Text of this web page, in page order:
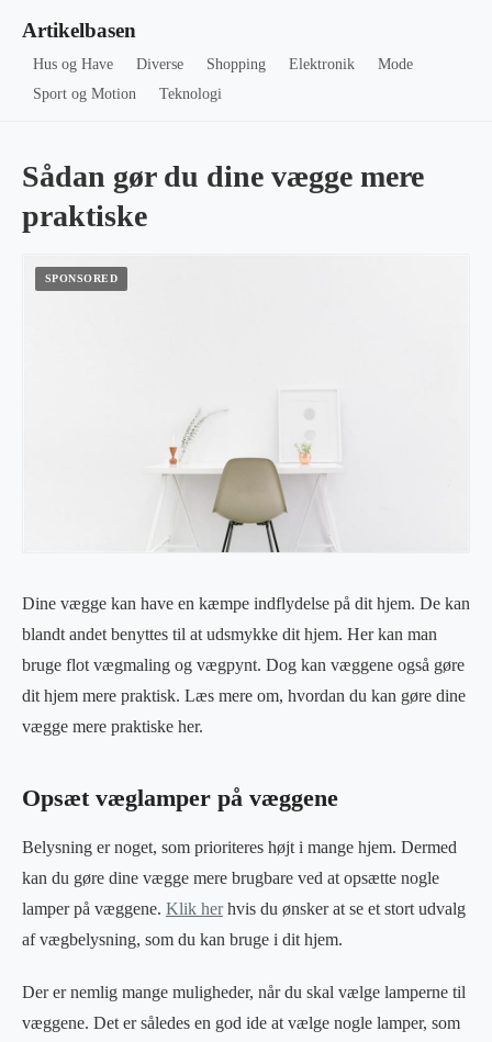
Artikelbasen
Hus og Have Diverse Shopping Elektronik
Mode
Sport og Motion
Teknologi
Sådan gør du dine vægge mere
praktiske
Dine vægge kan have en kæmpe indflydelse på dit hjem. De kan
blandt andet benyttes til at udsmykke dit hjem. Her kan man
bruge flot vægmaling og vægpynt. Dog kan væggene også gøre
dit hjem mere praktisk. Læs mere om, hvordan du kan gøre dine
vægge mere praktiske her.
Opsæt væglamper på væggene
Belysning er noget, som prioriteres højt i mange hjem. Dermed
kan du gøre dine vægge mere brugbare ved at opsætte nogle
lamper på væggene. Klik herhvis du ønsker at se et stort udvalg
af vægbelysning, som du kan bruge i dit hjem.
Der er nemlig mange muligheder, når du skal vælge lamperne til
væggene. Det er således en god ide at vælge nogle lamper, som